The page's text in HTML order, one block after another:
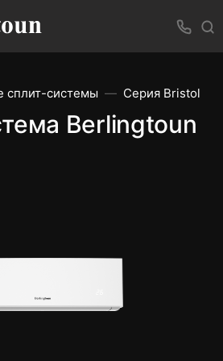
сплит-системы Серия Bristol
Berlingtoun